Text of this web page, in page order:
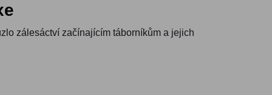
zálesáctví začínajícím táborníkům a jejich